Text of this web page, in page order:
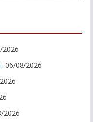
2026
06/08/2026
2026